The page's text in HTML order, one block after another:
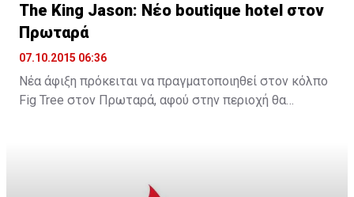
The King Jason: Νέο boutique hotel στον
Πρωταρά
07.10.2015 06:36
Νέα άφιξη πρόκειται να πραγματοποιηθεί στον κόλπο
Fig Tree στον Πρωταρά, αφού στην περιοχή θα